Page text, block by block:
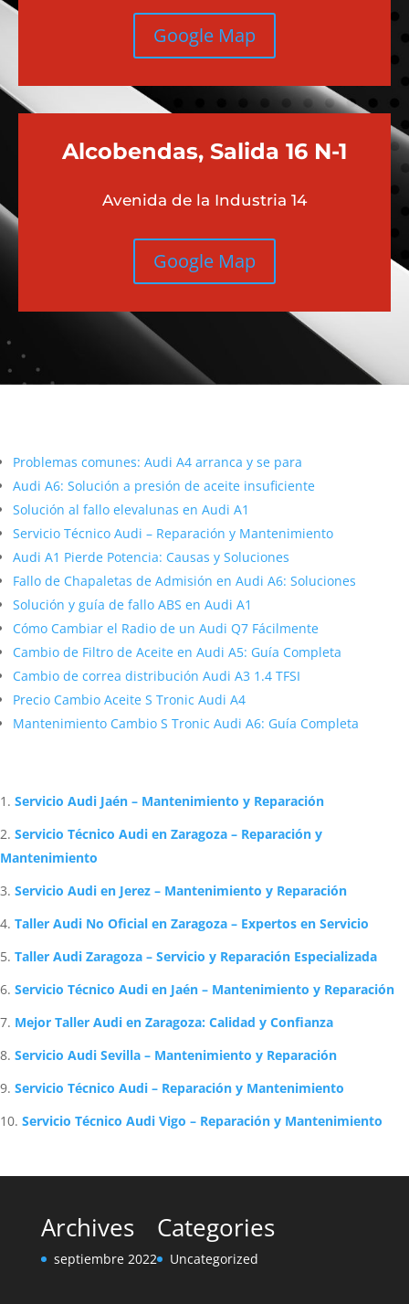
Google Map
Alcobendas, Salida 16 N-1
Avenida de la Industria 14
Google Map
Problemas comunes: Audi A4 arranca y se para
Audi A6: Solución a presión de aceite insuficiente
Solución al fallo elevalunas en Audi A1
Servicio Técnico Audi – Reparación y Mantenimiento
Audi A1 Pierde Potencia: Causas y Soluciones
Fallo de Chapaletas de Admisión en Audi A6: Soluciones
Solución y guía de fallo ABS en Audi A1
Cómo Cambiar el Radio de un Audi Q7 Fácilmente
Cambio de Filtro de Aceite en Audi A5: Guía Completa
Cambio de correa distribución Audi A3 1.4 TFSI
Precio Cambio Aceite S Tronic Audi A4
Mantenimiento Cambio S Tronic Audi A6: Guía Completa
Servicio Audi Jaén – Mantenimiento y Reparación
Servicio Técnico Audi en Zaragoza – Reparación y
Mantenimiento
Servicio Audi en Jerez – Mantenimiento y Reparación
Taller Audi No Oficial en Zaragoza – Expertos en Servicio
Taller Audi Zaragoza – Servicio y Reparación Especializada
Servicio Técnico Audi en Jaén – Mantenimiento y Reparación
Mejor Taller Audi en Zaragoza: Calidad y Confianza
Servicio Audi Sevilla – Mantenimiento y Reparación
Servicio Técnico Audi – Reparación y Mantenimiento
Servicio Técnico Audi Vigo – Reparación y Mantenimiento
Archives
septiembre 2022
Categories
Uncategorized